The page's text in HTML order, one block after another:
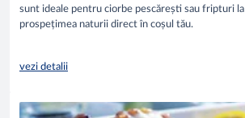
sunt ideale pentru ciorbe pescărești sau fripturi la
prospețimea naturii direct în coșul tău.
vezi detalii